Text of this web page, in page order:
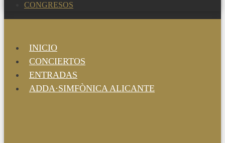
CONGRESOS
INICIO
CONCIERTOS
ENTRADAS
ADDA·SIMFÒNICA ALICANTE